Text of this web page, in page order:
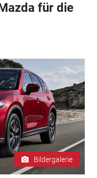
für die
Bildergalerie